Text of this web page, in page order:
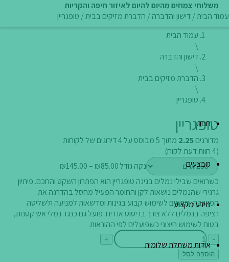
משלוחי צמחים מהיום להיום לאיזור חיפה והקריות
חנות
מבצעים
מידע מקצועי
אודות משתלת שלומית
עמוד הבית/דישון והדברה / הדברת מזיקים בבית/ טופגריין
עמוד הבית
\
דישון והדברה
\
הדברת מזיקים בבית
\
טופגריין
טופגריין
מדורגים 2.25 מתוך 5 מבוסס על 4דירוגים של לקוחות
(
4חוות דעת לקוח)
נקהגודל ₪85.00
–
₪145.00
עד
כשרואים שבילי נמלים בגינה טופגריין הוא הפתרון השקט והחכם. פיתיון
גרגירי שהנמלים נושאות לקן והחומר הפעיל מחסל בהדרגה את
המושבה. מתאים לשימוש קבוע בגינות ומדשאות למניעה ולשליטה
רציפה בנמלים ללא צורך בריסוס או ריח. פועל גם כנגד נמלי אש קטנות,
בטוח לשימוש חיצוני כשפועלים לפי ההוראות.
-
כמות
של
טופגריין
+
הוספה לסל